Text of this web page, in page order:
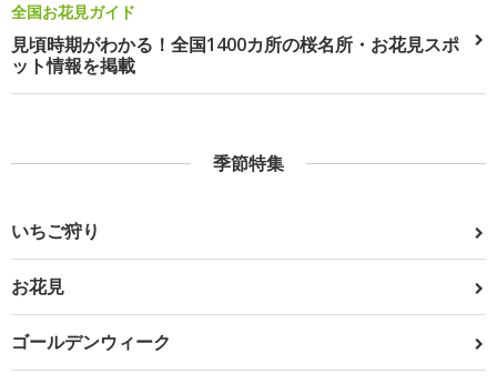
全国お花見ガイド
見頃時期がわかる！全国1400カ所の桜名所・お花見スポ
ット情報を掲載
季節特集
いちご狩り
お花見
ゴールデンウィーク